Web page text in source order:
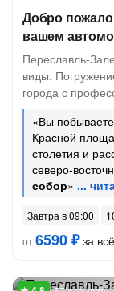
Добро
вашем
Переславль-
виды.
города с
«Вы
Красной
столетия и
северо-
собор»
Завтра в 09:00
от6590 ₽за